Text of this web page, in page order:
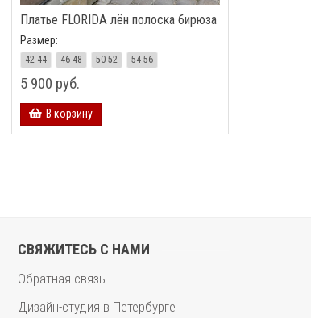
Платье FLORIDA лён полоска бирюза
Размер:
42-44 46-48 50-52 54-56
5 900 руб.
В корзину
СВЯЖИТЕСЬ С НАМИ
Обратная связь
Дизайн-студия в Петербурге